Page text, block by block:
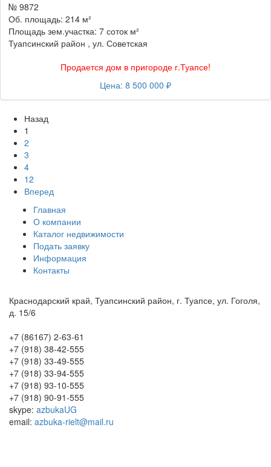
№ 9872
Об. площадь: 214 м²
Площадь зем.участка: 7 соток м²
Туапсинский район , ул. Советская
Продается дом в пригороде г.Туапсе!
Цена: 8 500 000 ₽
Назад
1
2
3
4
12
Вперед
Главная
О компании
Каталог недвижимости
Подать заявку
Информация
Контакты
Краснодарский край, Туапсинский район, г. Туапсе, ул. Гоголя,
д. 15/6
+7 (86167) 2-63-61
+7 (918) 38-42-555
+7 (918) 33-49-555
+7 (918) 33-94-555
+7 (918) 93-10-555
+7 (918) 90-91-555
skype: azbukaUG
email: azbuka-rielt@mail.ru